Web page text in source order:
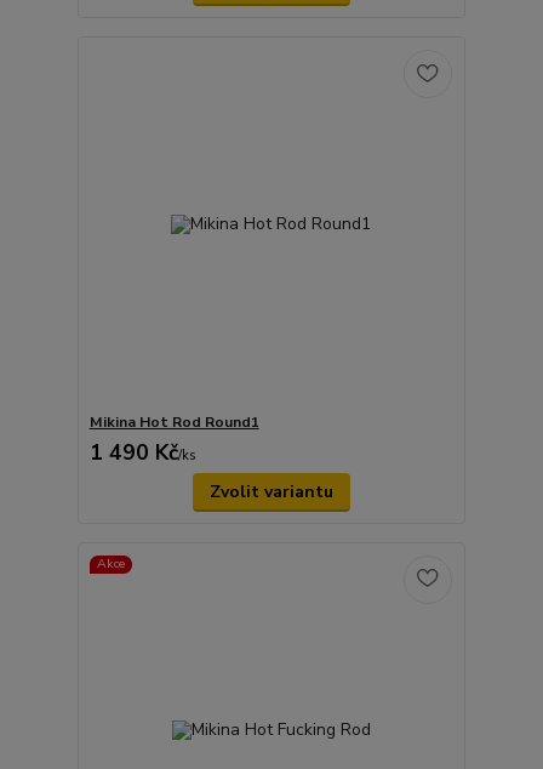
Mikina Hot Rod Round1
1 490 Kč/ks
Zvolit variantu
Akce